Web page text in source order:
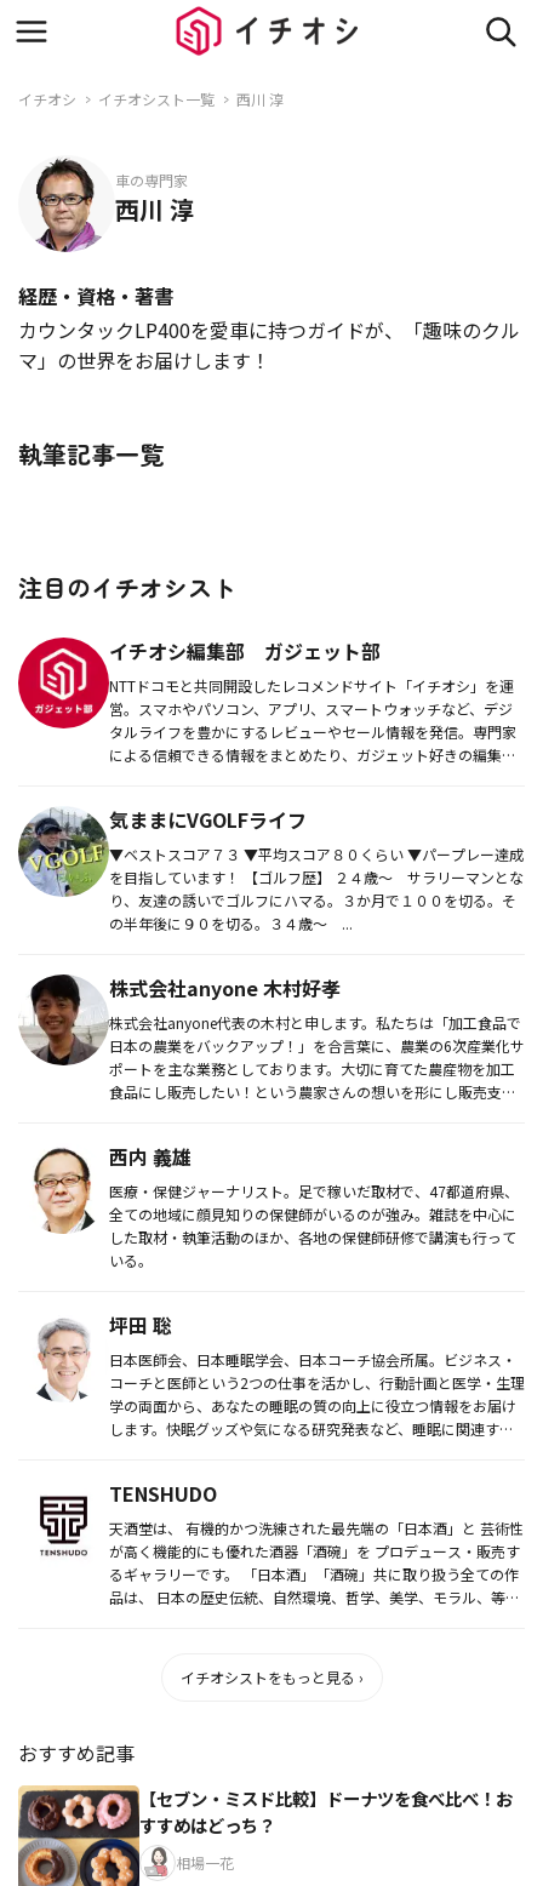
イチオシ イチオシスト一覧 西川 淳
車の専門家
西川 淳
経歴・資格・著書
カウンタックLP400を愛車に持つガイドが、「趣味のクル
マ」の世界をお届けします！
執筆記事一覧
注目のイチオシスト
イチオシ編集部 ガジェット部
NTTドコモと共同開設したレコメンドサイト「イチオシ」を運
営。スマホやパソコン、アプリ、スマートウォッチなど、デジ
タルライフを豊かにするレビューやセール情報を発信。専門家
による信頼できる情報をまとめたり、ガジェット好きの編集部
気ままにVGOLFライフ
▼ベストスコア７３ ▼平均スコア８０くらい ▼パープレー達成
を目指しています！ 【ゴルフ歴】 ２４歳〜 サラリーマンとな
り、友達の誘いでゴルフにハマる。３か月で１００を切る。そ
の半年後に９０を切る。３４歳〜 ...
株式会社anyone 木村好孝
株式会社anyone代表の木村と申します。私たちは「加工食品で
日本の農業をバックアップ！」を合言葉に、農業の6次産業化サ
ポートを主な業務としております。大切に育てた農産物を加工
食品にし販売したい！という農家さんの想いを形にし販売支援
西内 義雄
医療・保健ジャーナリスト。足で稼いだ取材で、47都道府県、
全ての地域に顔見知りの保健師がいるのが強み。雑誌を中心に
した取材・執筆活動のほか、各地の保健師研修で講演も行って
いる。
坪田 聡
日本医師会、日本睡眠学会、日本コーチ協会所属。ビジネス・
コーチと医師という2つの仕事を活かし、行動計画と医学・生理
学の両面から、あなたの睡眠の質の向上に役立つ情報をお届け
します。快眠グッズや気になる研究発表など、睡眠に関連する
TENSHUDO
天酒堂は、 有機的かつ洗練された最先端の「日本酒」と 芸術性
が高く機能的にも優れた酒器「酒碗」を プロデュース・販売す
るギャラリーです。 「日本酒」「酒碗」共に取り扱う全ての作
品は、 日本の歴史伝統、自然環境、哲学、美学、モラル、等が
イチオシストをもっと見る ›
おすすめ記事
【セブン・ミスド比較】ドーナツを食べ比べ！お
すすめはどっち？
相場一花